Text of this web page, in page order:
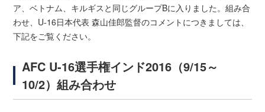
ア、ベトナム、キルギスと同じグループBに入りました。組み合
わせ、U-16日本代表 森山佳郎監督のコメントにつきましては、
下記をご覧ください。
AFC U-16選手権インド2016（9/15～
10/2）組み合わせ